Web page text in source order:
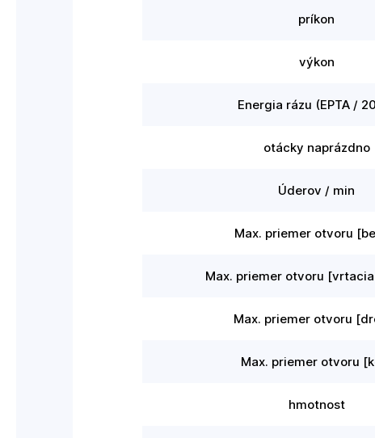
príkon
výkon
Energia rázu (EPTA /
otácky naprázdno
Úderov / min
Max. priemer otvoru
Max. priemer otvoru
Max. priemer otvoru
Max. priemer otvoru
hmotnost